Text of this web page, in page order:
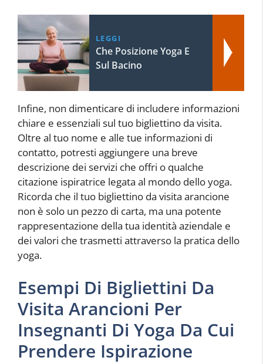
LEGGI
Che Posizione Yoga E
Sul Bacino
Infine, non dimenticare di includere informazioni
chiare e essenziali sul tuo bigliettino da visita.
Oltre al tuo nome e alle tue informazioni di
contatto, potresti aggiungere una breve
descrizione dei servizi che offri o qualche
citazione ispiratrice legata al mondo dello yoga.
Ricorda che il tuo bigliettino da visita arancione
non è solo un pezzo di carta, ma una potente
rappresentazione della tua identità aziendale e
dei valori che trasmetti attraverso la pratica dello
yoga.
Esempi Di Bigliettini Da
Visita Arancioni Per
Insegnanti Di Yoga Da Cui
Prendere Ispirazione